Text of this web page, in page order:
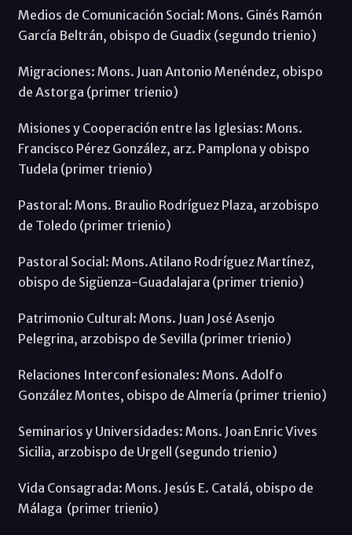
Medios de Comunicación Social: Mons. Ginés Ramón
García Beltrán, obispo de Guadix (segundo trienio)
Migraciones: Mons. Juan Antonio Menéndez, obispo
de Astorga (primer trienio)
Misiones y Cooperación entre las Iglesias: Mons.
Francisco Pérez González, arz. Pamplona y obispo
Tudela (primer trienio)
Pastoral: Mons. Braulio Rodríguez Plaza, arzobispo
de Toledo (primer trienio)
Pastoral Social: Mons.Atilano Rodríguez Martínez,
obispo de Sigüenza-Guadalajara (primer trienio)
Patrimonio Cultural: Mons. Juan José Asenjo
Pelegrina, arzobispo de Sevilla (primer trienio)
Relaciones Interconfesionales: Mons. Adolfo
González Montes, obispo de Almería (primer trienio)
Seminarios y Universidades: Mons. Joan Enric Vives
Sicilia, arzobispo de Urgell (segundo trienio)
Vida Consagrada: Mons. Jesús E. Catalá, obispo de
Málaga (primer trienio)